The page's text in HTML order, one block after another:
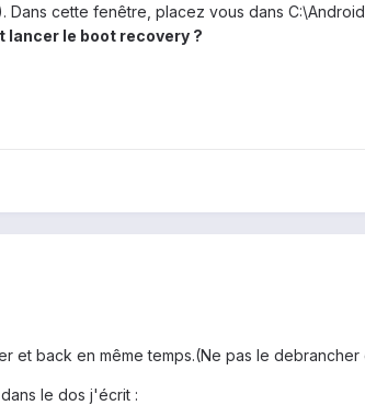
Dans cette fenêtre, placez vous dans
lancer le boot recovery ?
et back en même temps.(Ne pas le debrancher
le dos j'écrit :